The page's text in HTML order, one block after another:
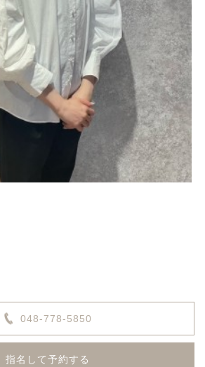
048-778-5850
指名して予約する